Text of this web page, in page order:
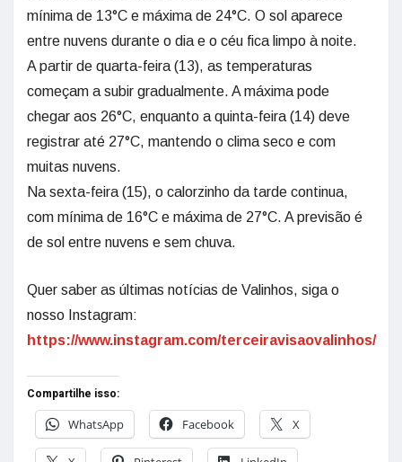
mínima de 13°C e máxima de 24°C. O sol aparece
entre nuvens durante o dia e o céu fica limpo à noite.
A partir de quarta-feira (13), as temperaturas
começam a subir gradualmente. A máxima pode
chegar aos 26°C, enquanto a quinta-feira (14) deve
registrar até 27°C, mantendo o clima seco e com
muitas nuvens.
Na sexta-feira (15), o calorzinho da tarde continua,
com mínima de 16°C e máxima de 27°C. A previsão é
de sol entre nuvens e sem chuva.
Quer saber as últimas notícias de Valinhos, siga o
nosso Instagram:
https://www.instagram.com/terceiravisaovalinhos/
Compartilhe isso:
WhatsApp
Facebook X